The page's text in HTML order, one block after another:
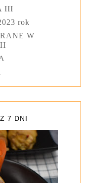
III
rok
W
7 DNI